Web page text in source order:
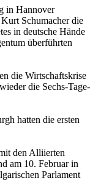
in Hannover
Schumacher die
in deutsche Hände
überführten
die Wirtschaftskrise
die Sechs-Tage-
hatten die ersten
den Alliierten
am 10. Februar in
Parlament